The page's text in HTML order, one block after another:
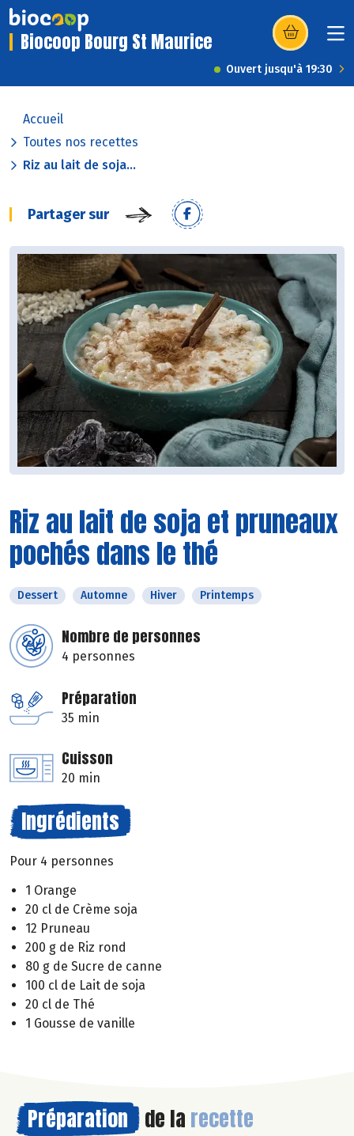
Biocoop Bourg St Maurice (s’ouvre dans
Ouvert jusqu'à 19:30
Accueil
Toutes nos recettes
Riz au lait de soja...
Partager sur
Riz au lait de soja et pruneaux
pochés dans le thé
Dessert Automne Hiver Printemps
Nombre de personnes
4 personnes
Préparation
35 min
Cuisson
20 min
Ingrédients
Pour 4 personnes
1 Orange
20 cl de Crème soja
12 Pruneau
200 g de Riz rond
80 g de Sucre de canne
100 cl de Lait de soja
20 cl de Thé
1 Gousse de vanille
Préparation de la recette